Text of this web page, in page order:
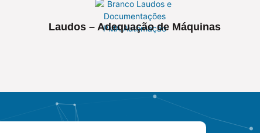
Laudos – Adequação de Máquinas